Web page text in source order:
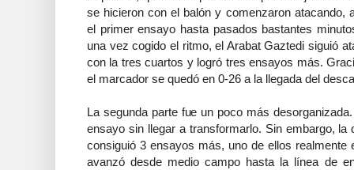
se hicieron con el balón y comenzaron atacando,
el primer ensayo hasta pasados bastantes
una vez cogido el ritmo, el Arabat Gaztedi siguió
con la tres cuartos y logró tres ensayos más.
el marcador se quedó en 0-26 a la llegada del
La segunda parte fue un poco más
ensayo sin llegar a transformarlo. Sin embargo, la
consiguió 3 ensayos más, uno de ellos realmente
avanzó desde medio campo hasta la línea de